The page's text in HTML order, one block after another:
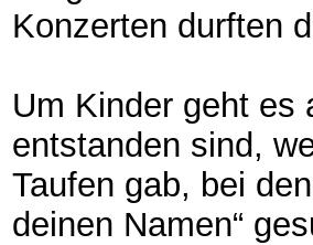
Konzerten durften
Um Kinder geht es
entstanden sind,
Taufen gab, bei
deinen Namen“